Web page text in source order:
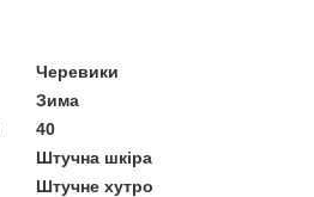
Черевики
Зима
40
Штучна шкіра
Штучне хутро